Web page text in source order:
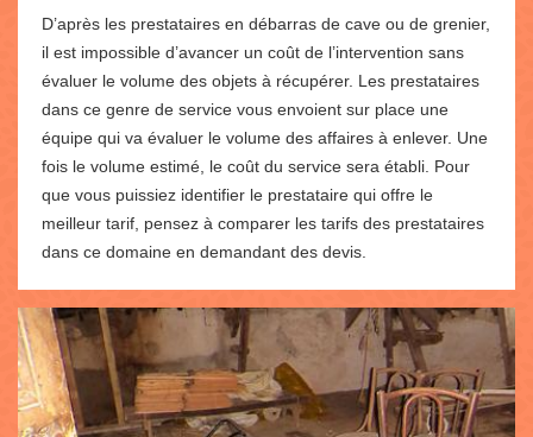
D’après les prestataires en débarras de cave ou de grenier,
il est impossible d’avancer un coût de l’intervention sans
évaluer le volume des objets à récupérer. Les prestataires
dans ce genre de service vous envoient sur place une
équipe qui va évaluer le volume des affaires à enlever. Une
fois le volume estimé, le coût du service sera établi. Pour
que vous puissiez identifier le prestataire qui offre le
meilleur tarif, pensez à comparer les tarifs des prestataires
dans ce domaine en demandant des devis.